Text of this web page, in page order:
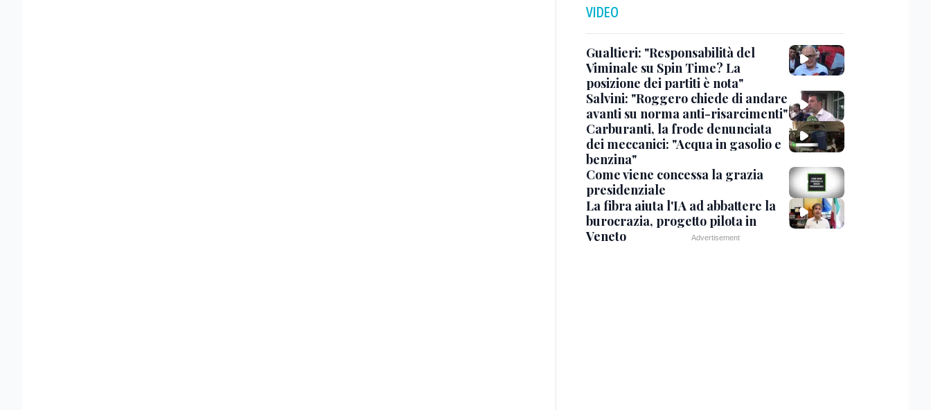
VIDEO
Gualtieri: "Responsabilità del
Viminale su Spin Time? La
posizione dei partiti è nota"
Salvini: "Roggero chiede di andare
avanti su norma anti-risarcimenti"
Carburanti, la frode denunciata
dei meccanici: "Acqua in gasolio e
benzina"
Come viene concessa la grazia
presidenziale
La fibra aiuta l'IA ad abbattere la
burocrazia, progetto pilota in
Veneto